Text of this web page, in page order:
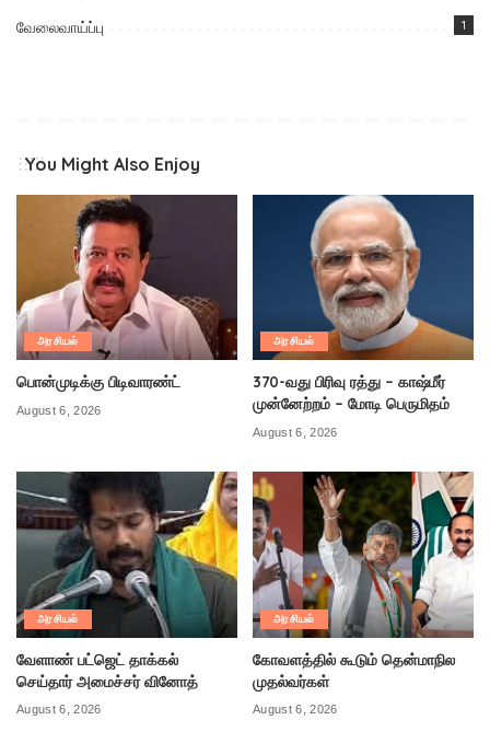
வேலைவாய்ப்பு 1
You Might Also Enjoy
அரசியல்
பொன்முடிக்கு பிடிவாரண்ட்
August 6, 2026
அரசியல்
370-வது பிரிவு ரத்து – காஷ்மீர்
முன்னேற்றம் – மோடி பெருமிதம்
August 6, 2026
அரசியல்
வேளாண் பட்ஜெட் தாக்கல்
செய்தார் அமைச்சர் வினோத்
August 6, 2026
அரசியல்
கோவளத்தில் கூடும் தென்மாநில
முதல்வர்கள்
August 6, 2026